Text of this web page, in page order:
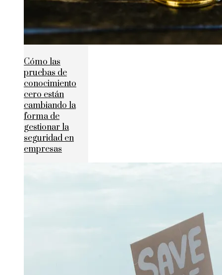
Cómo las
pruebas de
conocimiento
cero están
cambiando la
forma de
gestionar la
seguridad en
empresas